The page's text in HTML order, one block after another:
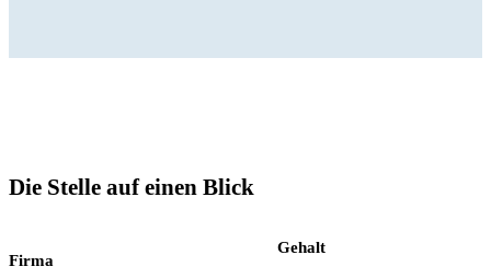
Die Stelle auf einen Blick
Firma
Gehalt